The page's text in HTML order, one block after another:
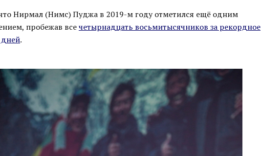
Нирмал (Нимс) Пуджа в 2019-м году отметился ещё одним
пробежав всечетырнадцать восьмитысячников за рекордное
.